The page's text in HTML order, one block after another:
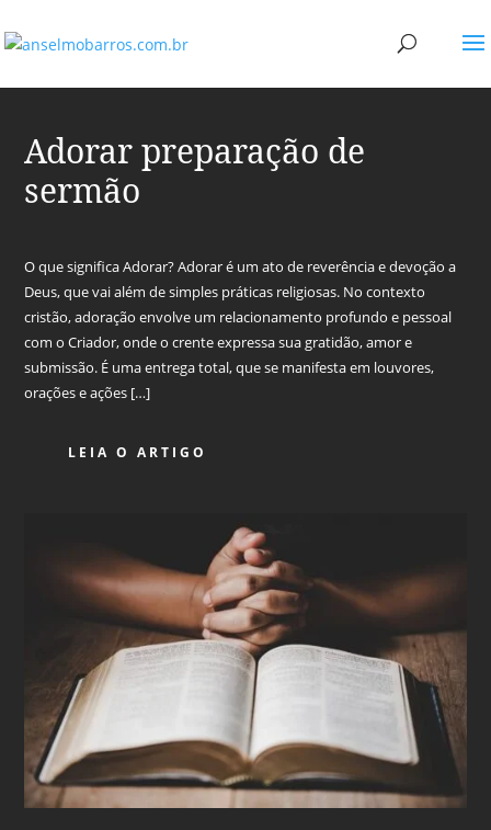
Adorar preparação de
sermão
O que significa Adorar? Adorar é um ato de reverência e devoção a
Deus, que vai além de simples práticas religiosas. No contexto
cristão, adoração envolve um relacionamento profundo e pessoal
com o Criador, onde o crente expressa sua gratidão, amor e
submissão. É uma entrega total, que se manifesta em louvores,
orações e ações […]
LEIA O ARTIGO